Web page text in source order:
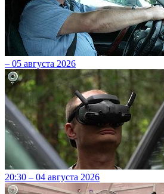
– 05 августа 2026
20:30 – 04 августа 2026